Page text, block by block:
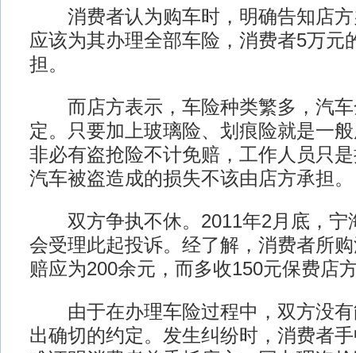
消费者认为购车时，明确告知店方
应该为其办理全部车险，消费者5万元
担。
而店方表示，车险种类繁多，汽车
定。只要加上玻璃险、划痕险就是一般
非必有盗抢险不计免赔，工作人员只
汽车被盗造成的损失不该由店方承担。
双方争执不休。2011年2月底，宁
会受理此起投诉。经了解，消费者所
赔应为200余元，而多收150元保费店
由于在办理车险过程中，双方没有
出确切的约定。发生纠纷时，消费者